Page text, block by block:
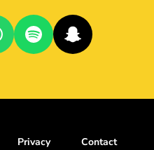
Privacy Contact